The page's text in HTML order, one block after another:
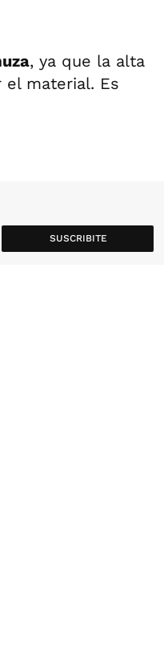
, ya que la alta
material. Es
SUSCRIBITE